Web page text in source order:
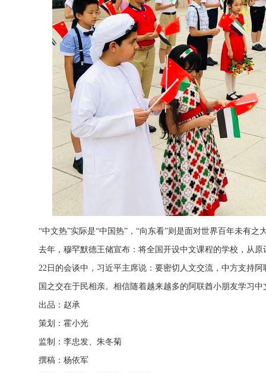
“中文热”实际是“中国热”，“向东看”则是面对世界百年未有之
去年，穆罕默德王储宣布：将全国开设中文课程的学校，从原
22日的会谈中，习近平主席说：要密切人文交流，中方支持
国之交在于民相亲。相信随着越来越多的阿联酋小朋友学习
出品：赵承
策划：霍小光
监制：李忠发、朱冬菊
撰稿：杨依军